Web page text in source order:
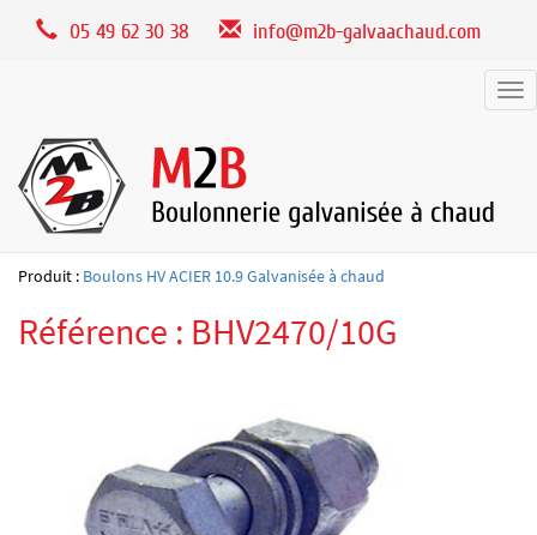
05 49 62 30 38 info@m2b-galvaachaud.com
Produit : Boulons HV ACIER 10.9 Galvanisée à chaud
Référence : BHV2470/10G